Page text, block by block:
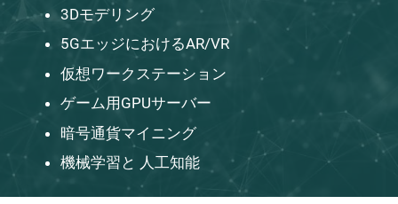
3Dモデリング
5GエッジにおけるAR/VR
仮想ワークステーション
ゲーム用GPUサーバー
暗号通貨マイニング
機械学習と 人工知能